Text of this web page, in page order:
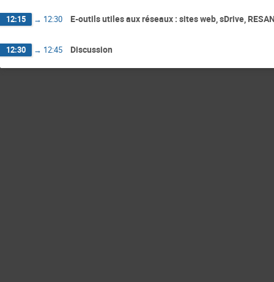
12:15 → 12:30 E-outils utiles aux réseaux : sites web, sDrive,
12:30 → 12:45 Discussion